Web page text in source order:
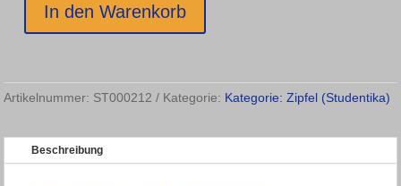
Bierzipfel
grün/weiß/rot
In den Warenkorb
Artikelnummer: ST000212 Kategorie: Kategorie: Zipfel (Studentika)
Beschreibung